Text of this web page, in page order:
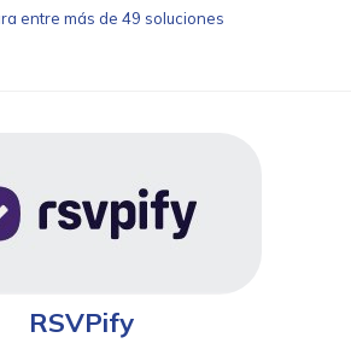
entre más de 49 soluciones
RSVPify